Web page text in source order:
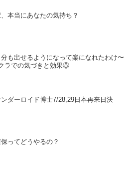
本当にあなたの気持ち？
も出せるようになって楽になれたわけ〜
ラでの気づきと効果⑤
ダーロイド博士7/28,29日本再来日決
ってどうやるの？